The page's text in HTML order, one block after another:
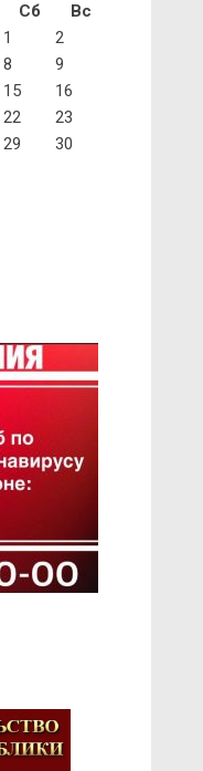
Сб
Вс
1
2
8
9
15
16
22
23
29
30